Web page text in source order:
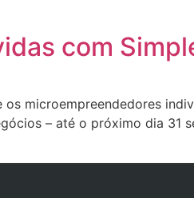
com
microempreendedores
– até o próximo dia 31